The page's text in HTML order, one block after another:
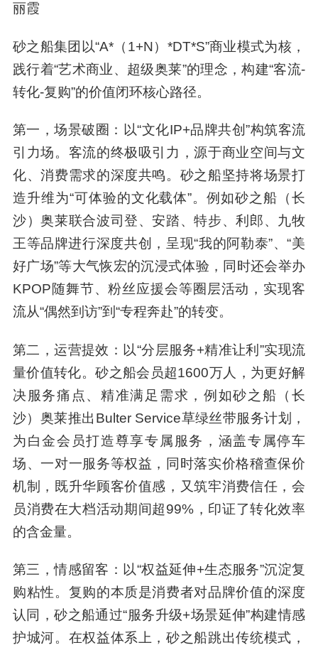
丽霞
砂之船集团以“A*（1+N）*DT*S”商业模式为核，
践行着“艺术商业、超级奥莱”的理念，构建“客流-
转化-复购”的价值闭环核心路径。
第一，场景破圈：以“文化IP+品牌共创”构筑客流
引力场。客流的终极吸引力，源于商业空间与文
化、消费需求的深度共鸣。砂之船坚持将场景打
造升维为“可体验的文化载体”。例如砂之船（长
沙）奥莱联合波司登、安踏、特步、利郎、九牧
王等品牌进行深度共创，呈现“我的阿勒泰”、“美
好广场”等大气恢宏的沉浸式体验，同时还会举办
KPOP随舞节、粉丝应援会等圈层活动，实现客
流从“偶然到访”到“专程奔赴”的转变。
第二，运营提效：以“分层服务+精准让利”实现流
量价值转化。砂之船会员超1600万人，为更好解
决服务痛点、精准满足需求，例如砂之船（长
沙）奥莱推出Bulter Service草绿丝带服务计划，
为白金会员打造尊享专属服务，涵盖专属停车
场、一对一服务等权益，同时落实价格稽查保价
机制，既升华顾客价值感，又筑牢消费信任，会
员消费在大档活动期间超99%，印证了转化效率
的含金量。
第三，情感留客：以“权益延伸+生态服务”沉淀复
购粘性。复购的本质是消费者对品牌价值的深度
认同，砂之船通过“服务升级+场景延伸”构建情感
护城河。在权益体系上，砂之船跳出传统模式，